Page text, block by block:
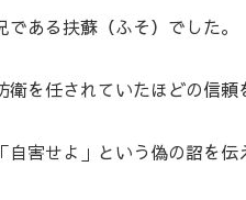
ある扶蘇（ふそ）でした。
を任されていたほどの信頼
害せよ」という偽の詔を伝